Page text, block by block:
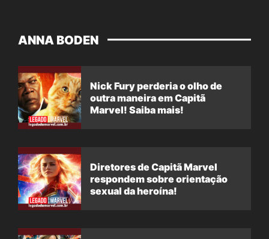
ANNA BODEN
Nick Fury perderia o olho de
outra maneira em Capitã
Marvel! Saiba mais!
Diretores de Capitã Marvel
respondem sobre orientação
sexual da heroína!